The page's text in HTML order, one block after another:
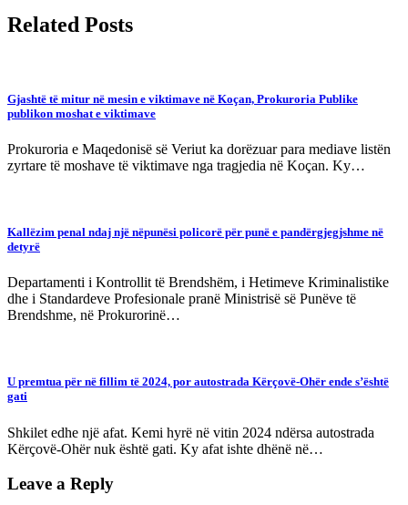
Related Posts
Gjashtë të mitur në mesin e viktimave në Koçan, Prokuroria Publike
publikon moshat e viktimave
Prokuroria e Maqedonisë së Veriut ka dorëzuar para mediave listën
zyrtare të moshave të viktimave nga tragjedia në Koçan. Ky…
Kallëzim penal ndaj një nëpunësi policorë për punë e pandërgjegjshme në
detyrë
Departamenti i Kontrollit të Brendshëm, i Hetimeve Kriminalistike
dhe i Standardeve Profesionale pranë Ministrisë së Punëve të
Brendshme, në Prokurorinë…
U premtua për në fillim të 2024, por autostrada Kërçovë-Ohër ende s’është
gati
Shkilet edhe një afat. Kemi hyrë në vitin 2024 ndërsa autostrada
Kërçovë-Ohër nuk është gati. Ky afat ishte dhënë në…
Leave a Reply